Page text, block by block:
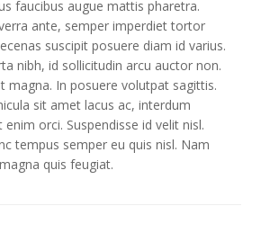
faucibus augue mattis pharetra.
ante, semper imperdiet tortor
suscipit posuere diam id varius.
nibh, id sollicitudin arcu auctor non.
magna. In posuere volutpat sagittis.
sit amet lacus ac, interdum
orci. Suspendisse id velit nisl.
tempus semper eu quis nisl. Nam
quis feugiat.